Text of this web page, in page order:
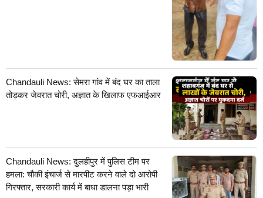
Chandauli News: सेमरा गांव में बंद घर का ताला
तोड़कर जेवरात चोरी, अज्ञात के खिलाफ एफआईआर
Chandauli News: दुलहीपुर में पुलिस टीम पर
हमला: चौकी इंचार्ज से मारपीट करने वाले दो आरोपी
गिरफ्तार, सरकारी कार्य में बाधा डालना पड़ा भारी